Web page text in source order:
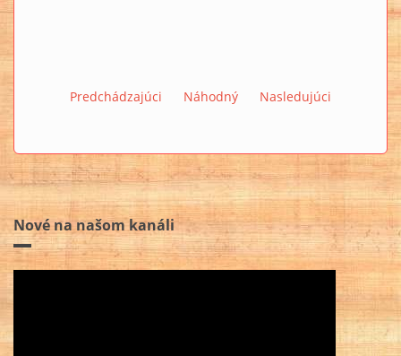
Predchádzajúci Náhodný Nasledujúci
Nové na našom kanáli